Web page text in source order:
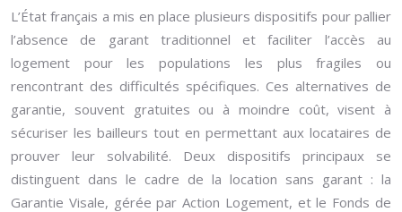
L’État français a mis en place plusieurs dispositifs pour pallier
l’absence de garant traditionnel et faciliter l’accès au
logement pour les populations les plus fragiles ou
rencontrant des difficultés spécifiques. Ces alternatives de
garantie, souvent gratuites ou à moindre coût, visent à
sécuriser les bailleurs tout en permettant aux locataires de
prouver leur solvabilité. Deux dispositifs principaux se
distinguent dans le cadre de la location sans garant : la
Garantie Visale, gérée par Action Logement, et le Fonds de